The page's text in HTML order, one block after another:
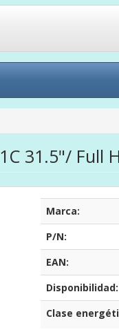
31.5"/ Full
Marca:
P/N:
EAN:
Disponibilidad:
Clase